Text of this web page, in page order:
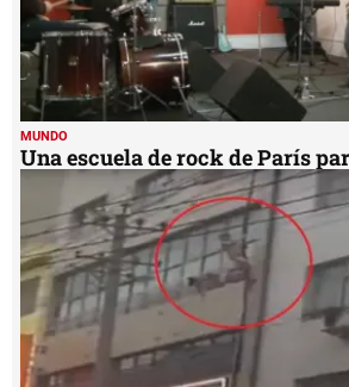
VIRALES
Misterioso ruido no deja dormir
una ciudad de EUA